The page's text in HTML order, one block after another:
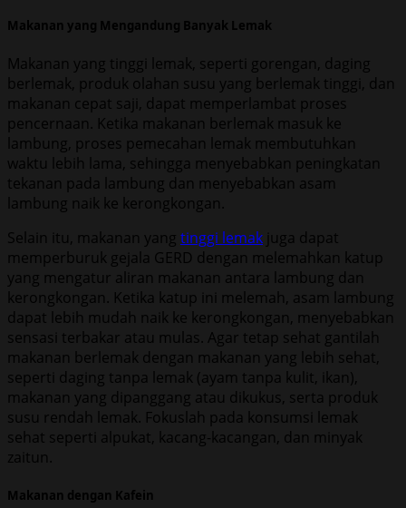
Makanan yang Mengandung Banyak Lemak
Makanan yang tinggi lemak, seperti gorengan, daging
berlemak, produk olahan susu yang berlemak tinggi, dan
makanan cepat saji, dapat memperlambat proses
pencernaan. Ketika makanan berlemak masuk ke
lambung, proses pemecahan lemak membutuhkan
waktu lebih lama, sehingga menyebabkan peningkatan
tekanan pada lambung dan menyebabkan asam
lambung naik ke kerongkongan.
Selain itu, makanan yang tinggi lemak juga dapat
memperburuk gejala GERD dengan melemahkan katup
yang mengatur aliran makanan antara lambung dan
kerongkongan. Ketika katup ini melemah, asam lambung
dapat lebih mudah naik ke kerongkongan, menyebabkan
sensasi terbakar atau mulas. Agar tetap sehat gantilah
makanan berlemak dengan makanan yang lebih sehat,
seperti daging tanpa lemak (ayam tanpa kulit, ikan),
makanan yang dipanggang atau dikukus, serta produk
susu rendah lemak. Fokuslah pada konsumsi lemak
sehat seperti alpukat, kacang-kacangan, dan minyak
zaitun.
Makanan dengan Kafein